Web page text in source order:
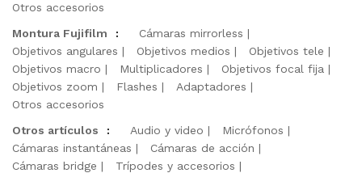
Otros accesorios
Montura Fujifilm
:
Cámaras mirrorless
Objetivos angulares
Objetivos medios
Objetivos tele
Objetivos macro
Multiplicadores
Objetivos focal fija
Objetivos zoom
Flashes
Adaptadores
Otros accesorios
Otros artículos
: Audio y video
Micrófonos
Cámaras instantáneas
Cámaras de acción
Cámaras bridge
Trípodes y accesorios